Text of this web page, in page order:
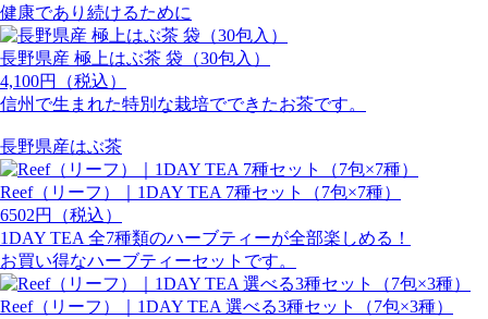
健康であり続けるために
長野県産 極上はぶ茶 袋（30包入）
4,100円（税込）
信州で生まれた特別な栽培でできたお茶です。
長野県産はぶ茶
Reef（リーフ）｜1DAY TEA 7種セット（7包×7種）
6502円（税込）
1DAY TEA 全7種類のハーブティーが全部楽しめる！
お買い得なハーブティーセットです。
Reef（リーフ）｜1DAY TEA 選べる3種セット（7包×3種）